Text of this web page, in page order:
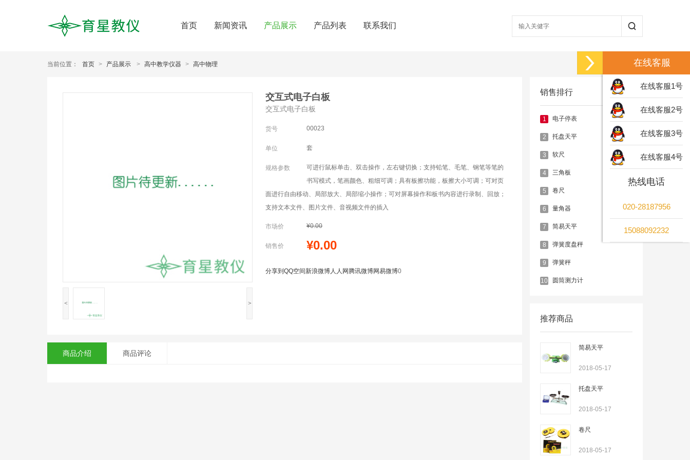
首页 新闻资讯 产品展示 产品列表 联系我们
当前位置： 首页 > 产品展示 > 高中教学仪器 > 高中物理
< >
交互式电子白板
交互式电子白板
货号 00023
单位 套
规格参数
可进行鼠标单击、双击操作，左右键切换；支持铅笔、毛笔、钢笔等笔的
书写模式，笔画颜色、粗细可调；具有板擦功能，板擦大小可调；可对页
面进行自由移动、局部放大、局部缩小操作；可对屏幕操作和板书内容进行录制、回放；
支持文本文件、图片文件、音视频文件的插入
市场价 ¥0.00
销售价 ¥0.00
分享到 QQ空间新浪微博人人网 腾讯微博网易微博0
商品介绍 商品评论
销售排行
1 电子停表
2 托盘天平
3 软尺
4 三角板
5 卷尺
6 量角器
7 简易天平
8 弹簧度盘秤
9 弹簧秤
10 圆筒测力计
推荐商品
简易天平
2018-05-17
托盘天平
2018-05-17
卷尺
2018-05-17
在线客服
在线客服1号
在线客服2号
在线客服3号
在线客服4号
热线电话
020-28187956
15088092232